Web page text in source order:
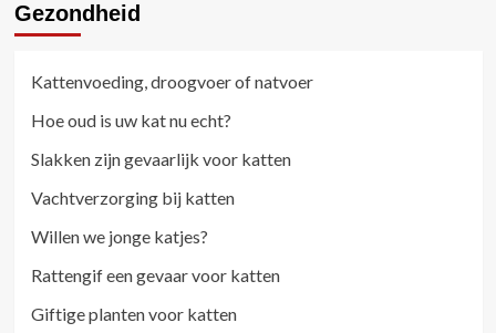
Gezondheid
Kattenvoeding, droogvoer of natvoer
Hoe oud is uw kat nu echt?
Slakken zijn gevaarlijk voor katten
Vachtverzorging bij katten
Willen we jonge katjes?
Rattengif een gevaar voor katten
Giftige planten voor katten